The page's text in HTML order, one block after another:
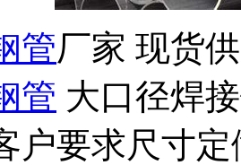
管厂家 现货
管 大口径焊
户要求尺寸定